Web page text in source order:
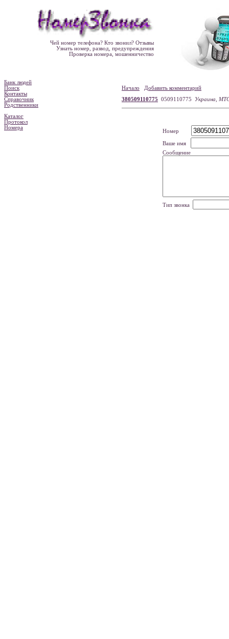
Чей номер телефона? Кто звонил? Отзывы
Узнать номер, развод, предупреждения
Проверка номера, мошенничество
Банк людей
Поиск
Контакты
Справочник
Родственники
Каталог
Протокол
Номера
Начало
Добавить комментарий
380509110775 0509110775 Украина,
Номер
Ваше имя
Сообщение
Тип звонка